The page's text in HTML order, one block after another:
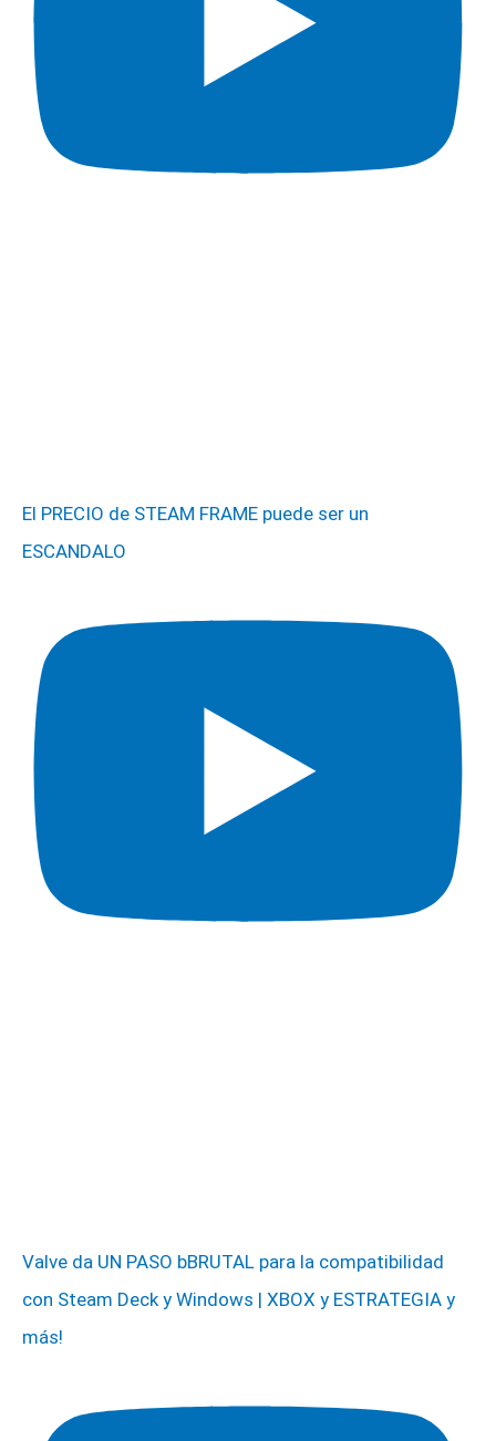
El PRECIO de STEAM FRAME puede ser un
ESCANDALO
Valve da UN PASO bBRUTAL para la compatibilidad
con Steam Deck y Windows | XBOX y ESTRATEGIA y
más!